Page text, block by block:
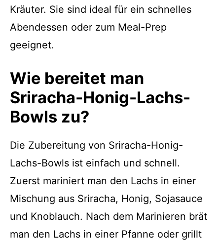
Kräuter. Sie sind ideal für ein schnelles
Abendessen oder zum Meal-Prep
geeignet.
Wie bereitet man
Sriracha-Honig-Lachs-
Bowls zu?
Die Zubereitung von Sriracha-Honig-
Lachs-Bowls ist einfach und schnell.
Zuerst mariniert man den Lachs in einer
Mischung aus Sriracha, Honig, Sojasauce
und Knoblauch. Nach dem Marinieren brät
man den Lachs in einer Pfanne oder grillt